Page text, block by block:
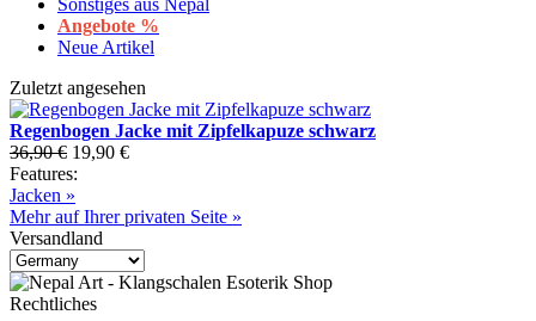
Angebote %
Neue Artikel
Zuletzt angesehen
Regenbogen Jacke mit Zipfelkapuze schwarz
36,90 € 19,90 €
Features:
Jacken »
Mehr auf Ihrer privaten Seite »
Versandland
Rechtliches